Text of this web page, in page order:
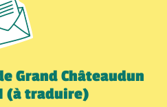
Grand Châteaudun
(à traduire)